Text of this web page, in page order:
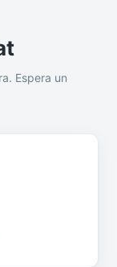
Espera un